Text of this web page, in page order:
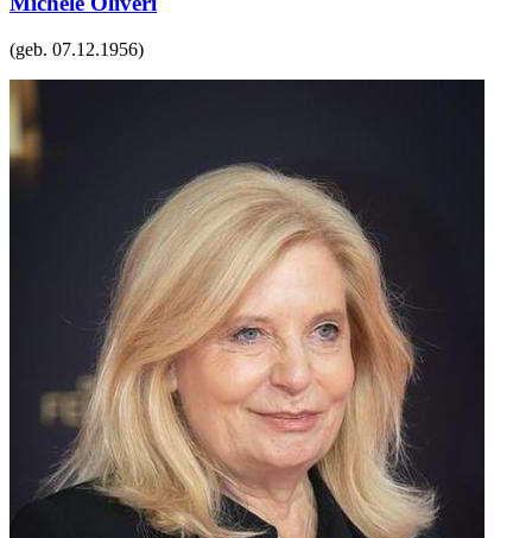
(geb. 07.12.1956)